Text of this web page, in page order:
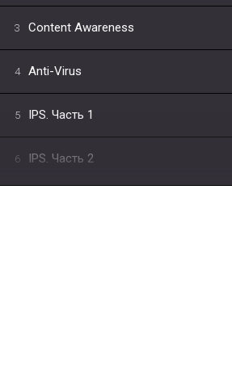
3 Content Awareness
4 Anti-Virus
5 IPS. Часть 1
6 IPS. Часть 2